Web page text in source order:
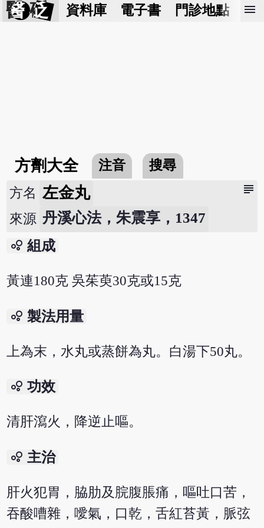
醫 砭 資料庫 電子書 門診地點 預
menu
方劑大全 注音 搜尋
subject
方名 左金丸
來源 丹溪心法，朱震享，1347
bubble_chart 組成
黃連180克 吳茱萸30克或15克
bubble_chart 製法用量
上為末，水丸或蒸餅為丸。白湯下50丸。
bubble_chart 功效
清肝瀉火，降逆止嘔。
bubble_chart 主治
肝火犯胃，脇肋及脘腹脹痛，嘔吐口苦，
吞酸嘈雜，噯氣，口乾，舌紅苔黃，脈弦